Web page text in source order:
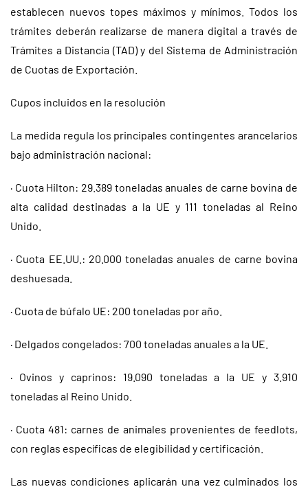
establecen nuevos topes máximos y mínimos. Todos los
trámites deberán realizarse de manera digital a través de
Trámites a Distancia (TAD) y del Sistema de Administración
de Cuotas de Exportación.
Cupos incluidos en la resolución
La medida regula los principales contingentes arancelarios
bajo administración nacional:
· Cuota Hilton: 29.389 toneladas anuales de carne bovina de
alta calidad destinadas a la UE y 111 toneladas al Reino
Unido.
· Cuota EE.UU.: 20.000 toneladas anuales de carne bovina
deshuesada.
· Cuota de búfalo UE: 200 toneladas por año.
· Delgados congelados: 700 toneladas anuales a la UE.
· Ovinos y caprinos: 19.090 toneladas a la UE y 3.910
toneladas al Reino Unido.
· Cuota 481: carnes de animales provenientes de feedlots,
con reglas específicas de elegibilidad y certificación.
Las nuevas condiciones aplicarán una vez culminados los